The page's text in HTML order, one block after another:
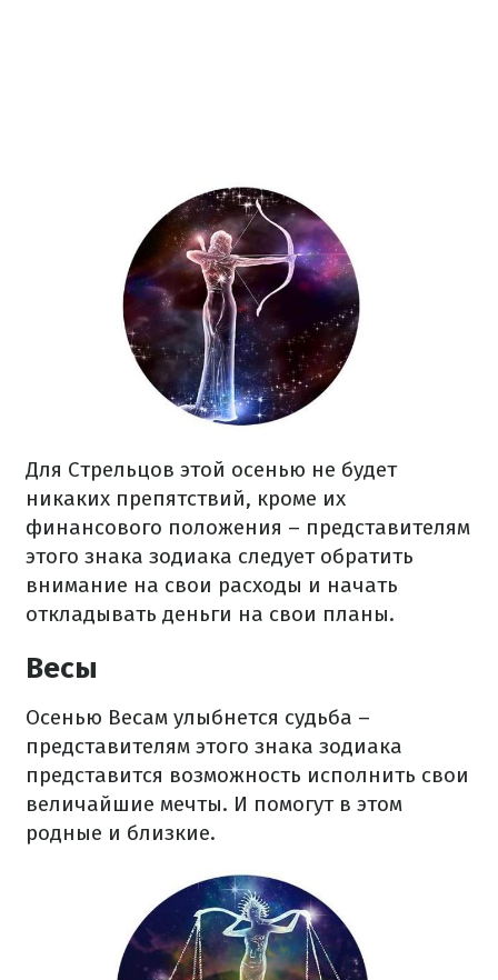
Для Стрельцов этой осенью не будет
никаких препятствий, кроме их
финансового положения – представителям
этого знака зодиака следует обратить
внимание на свои расходы и начать
откладывать деньги на свои планы.
Весы
Осенью Весам улыбнется судьба –
представителям этого знака зодиака
представится возможность исполнить свои
величайшие мечты. И помогут в этом
родные и близкие.